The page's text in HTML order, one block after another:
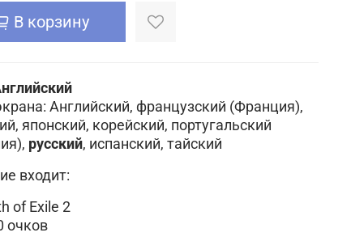
В корзину
Английский, французский (Франция),
японский, корейский, португальский
русский, испанский, тайский
входит:
of Exile 2
очков